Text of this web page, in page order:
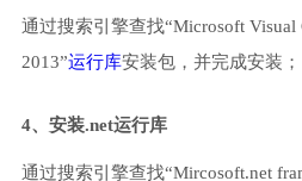
通过搜索引擎查找“Microsoft Visual
2013”运行库安装包，并完成安装；
4、安装.net运行库
通过搜索引擎查找“Mircosoft.net